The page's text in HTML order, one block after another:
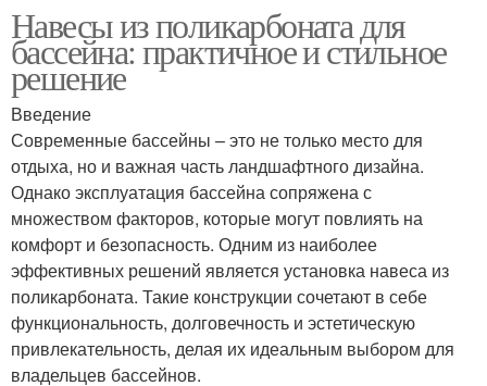
Навесы из поликарбоната для
бассейна: практичное и стильное
решение
Введение
Современные бассейны – это не только место для
отдыха, но и важная часть ландшафтного дизайна.
Однако эксплуатация бассейна сопряжена с
множеством факторов, которые могут повлиять на
комфорт и безопасность. Одним из наиболее
эффективных решений является установка навеса из
поликарбоната. Такие конструкции сочетают в себе
функциональность, долговечность и эстетическую
привлекательность, делая их идеальным выбором для
владельцев бассейнов.